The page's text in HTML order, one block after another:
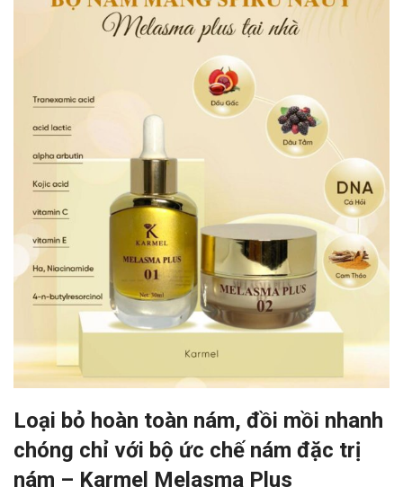
Loại bỏ hoàn toàn nám, đồi mồi nhanh
chóng chỉ với bộ ức chế nám đặc trị
nám – Karmel Melasma Plus